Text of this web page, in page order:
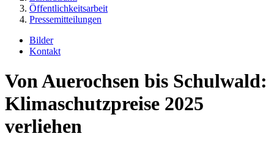
Öffentlichkeitsarbeit
Pressemitteilungen
Bilder
Kontakt
Von Auerochsen bis Schulwald:
Klimaschutzpreise 2025
verliehen